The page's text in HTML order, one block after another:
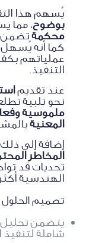
يُسهم هذا
بوضوح، مما
محكمةتضمن
كما أنه
عملياتهم
التنفيذ.
عند تقديم
نحو تلبية
ملموسية
المعنية
إضافة إلى
المخاطر
تحديات قد
الهندسية
تصميم الحلول
يتضمن
شاملة لتنفيذ